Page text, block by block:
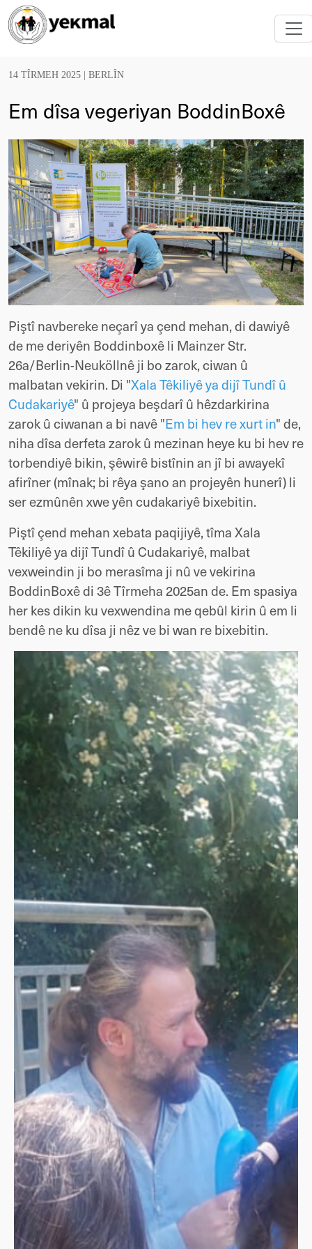
14 TÎRMEH 2025 | BERLÎN
Em dîsa vegeriyan BoddinBoxê
Piştî navbereke neçarî ya çend mehan, di dawiyê
de me deriyên Boddinboxê li Mainzer Str.
26a/Berlin-Neuköllnê ji bo zarok, ciwan û
malbatan vekirin. Di "Xala Têkiliyê ya dijî Tundî û
Cudakariyê" û projeya beşdarî û hêzdarkirina
zarok û ciwanan a bi navê "Em bi hev re xurt in" de,
niha dîsa derfeta zarok û mezinan heye ku bi hev re
torbendiyê bikin, şêwirê bistînin an jî bi awayekî
afirîner (mînak; bi rêya şano an projeyên hunerî) li
ser ezmûnên xwe yên cudakariyê bixebitin.
Piştî çend mehan xebata paqijiyê, tîma Xala
Têkiliyê ya dijî Tundî û Cudakariyê, malbat
vexweindin ji bo merasîma ji nû ve vekirina
BoddinBoxêdi 3ê Tîrmeha 2025an de. Em spasiya
her kes dikin ku vexwendina me qebûl kirin û em li
bendê ne ku dîsa ji nêz ve bi wan re bixebitin.